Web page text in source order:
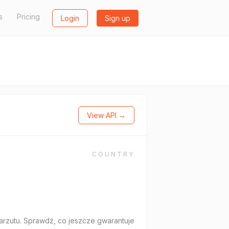
Pricing Login Sign up
View API →
COUNTRY
Sprawdź, co jeszcze gwarantuje